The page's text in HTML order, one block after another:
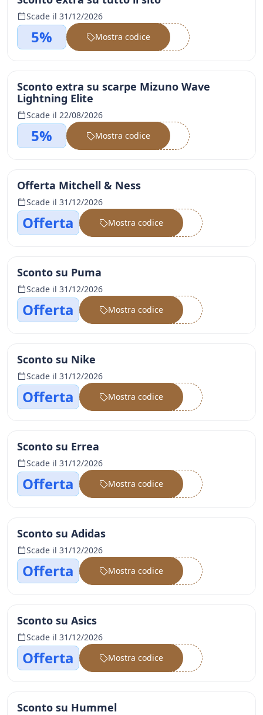
Scade il 31/12/2026
5% ••••••
Mostra codice
Sconto extra su scarpe Mizuno Wave
Lightning Elite
Scade il 22/08/2026
5% ••••••
Mostra codice
Offerta Mitchell & Ness
Scade il 31/12/2026
Offerta ••••••
Mostra codice
Sconto su Puma
Scade il 31/12/2026
Offerta ••••••
Mostra codice
Sconto su Nike
Scade il 31/12/2026
Offerta ••••••
Mostra codice
Sconto su Errea
Scade il 31/12/2026
Offerta ••••••
Mostra codice
Sconto su Adidas
Scade il 31/12/2026
Offerta ••••••
Mostra codice
Sconto su Asics
Scade il 31/12/2026
Offerta ••••••
Mostra codice
Sconto su Hummel